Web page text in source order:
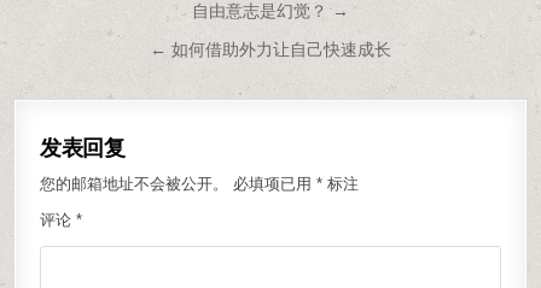
自由意志是幻觉？ →
← 如何借助外力让自己快速成长
发表回复
您的邮箱地址不会被公开。 必填项已用* 标注
评论*